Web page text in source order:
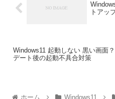
トアッ
Windows11 起動しない 黒い画面
デート後の起動不具合対策
ホーム Windows11